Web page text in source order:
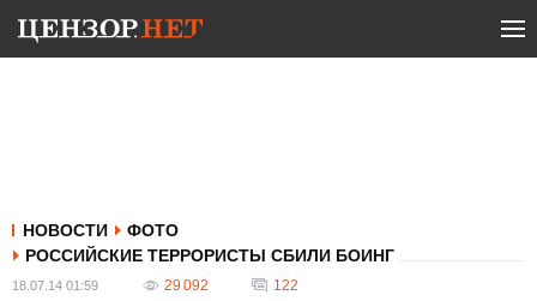
НОВОСТИ
ФОТО
РОССИЙСКИЕ ТЕРРОРИСТЫ СБИЛИ БОИНГ
18.07.14 01:59 29 092 122